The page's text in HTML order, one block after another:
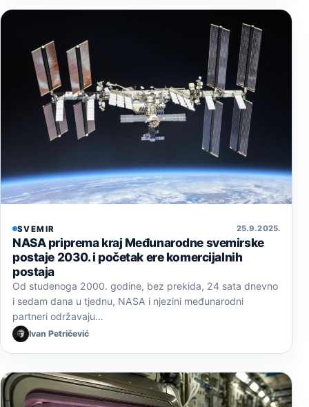
SVEMIR 25. 9. 2025.
NASA priprema kraj Međunarodne svemirske
postaje 2030. i početak ere komercijalnih
postaja
Od studenoga 2000. godine, bez prekida, 24 sata dnevno
i sedam dana u tjednu, NASA i njezini međunarodni
partneri održavaju…
Ivan Petričević